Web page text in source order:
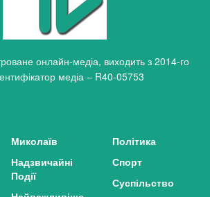
онлайн-медіа, виходить з 2014-го
медіа – R40-05753
Миколаїв
Надзвичайні
Події
Політика
Спорт
Суспільство